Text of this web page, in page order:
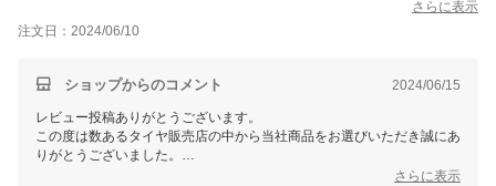
さらに表示
注文日：2024/06/10
ショップからのコメント 2024/06/15
レビュー投稿ありがとうございます。
この度は数あるタイヤ販売店の中から当社商品をお選びいただき誠にあ
りがとうございました。
今後ともお客様に満足頂けるような対応・サービスをスタッフ一同努め
さらに表示